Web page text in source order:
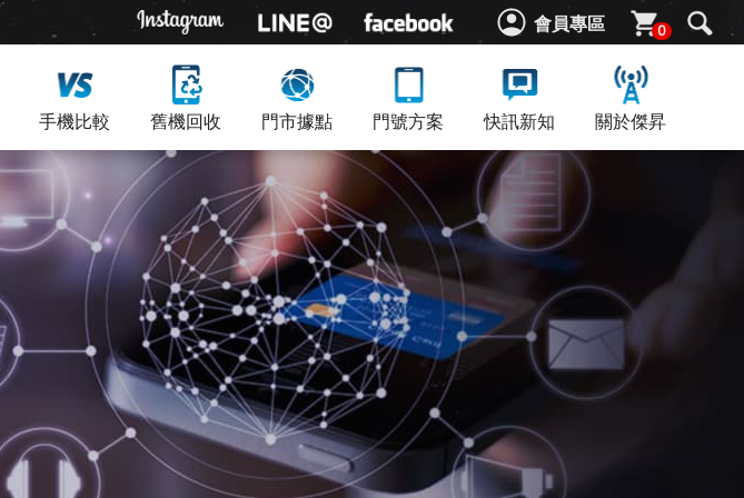
會員專區 0
手機比較 舊機回收 門市據點 門號方案 快訊新知 關於傑昇